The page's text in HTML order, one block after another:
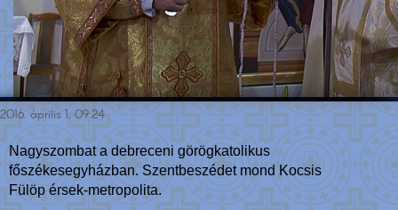
2016. április 1. 09:24
Nagyszombat a debreceni görögkatolikus
főszékesegyházban. Szentbeszédet mond Kocsis
Fülöp érsek-metropolita.